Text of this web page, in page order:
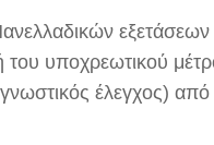
υποχρεωτικού
έλεγχος)